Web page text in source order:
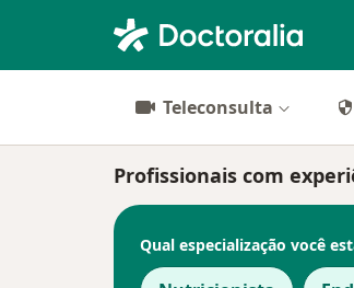
Teleconsulta
Profissionais com
Qual especialização você